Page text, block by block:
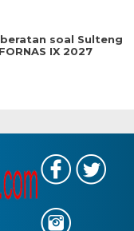
soal Sulteng
IX 2027